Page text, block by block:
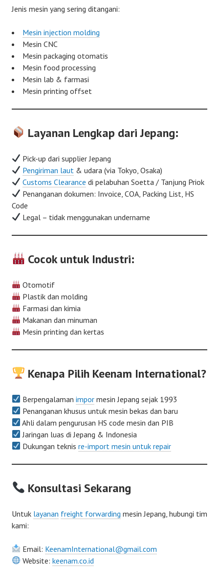
Jenis mesin yang sering ditangani:
Mesin injection molding
Mesin CNC
Mesin packaging otomatis
Mesin food processing
Mesin lab & farmasi
Mesin printing offset
Layanan Lengkap dari Jepang:
Pick-up dari supplier Jepang
Pengiriman laut & udara (via Tokyo, Osaka)
Customs Clearance di pelabuhan Soetta / Tanjung Priok
Penanganan dokumen: Invoice, COA, Packing List, HS
Code
Legal – tidak menggunakan undername
Cocok untuk Industri:
Otomotif
Plastik dan molding
Farmasi dan kimia
Makanan dan minuman
Mesin printing dan kertas
Kenapa Pilih Keenam International?
Berpengalamanimpor mesin Jepang sejak 1993
Penanganan khusus untuk mesin bekas dan baru
Ahli dalam pengurusan HS code mesin dan PIB
Jaringan luas di Jepang & Indonesia
Dukungan teknisre-import mesin untuk repair
Konsultasi Sekarang
Untuk layanan freight forwarding mesin Jepang, hubungi tim
kami:
Email: KeenamInternational@gmail.com
Website:keenam.co.id